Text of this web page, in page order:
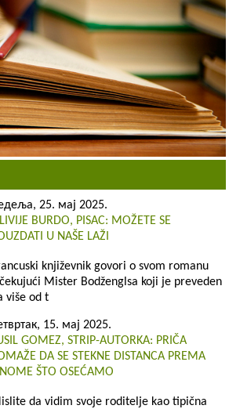
25. мај 2025.
BURDO, PISAC: MOŽETE SE
U NAŠE LAŽI
književnik govori o svom romanu
Mister Bodženglsa koji je preveden
više od t
15. мај 2025.
GOMEZ, STRIP-AUTORKA: PRIČA
DA SE STEKNE DISTANCA PREMA
ŠTO OSEĆAMO
da vidim svoje roditelje kao tipična